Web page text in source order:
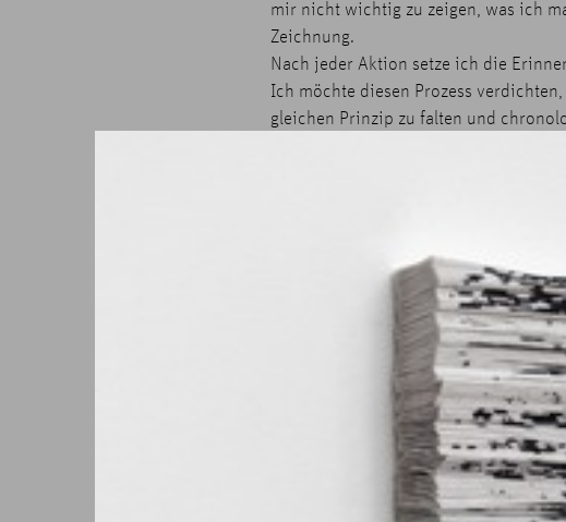
mir nicht wichtig zu zeigen, was ich
Zeichnung.
Nach jeder Aktion setze ich die
Ich möchte diesen Prozess
gleichen Prinzip zu falten und